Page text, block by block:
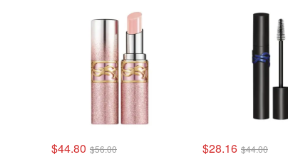
$44.80 $56.00 $28.16 $44.00